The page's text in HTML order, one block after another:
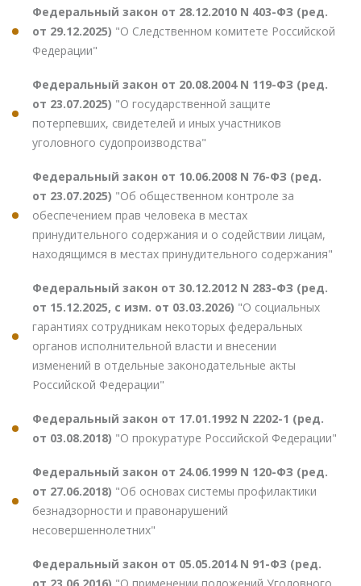
Федеральный закон от 28.12.2010 N 403-ФЗ (ред.
от 29.12.2025) "О Следственном комитете Российской
Федерации"
Федеральный закон от 20.08.2004 N 119-ФЗ (ред.
от 23.07.2025) "О государственной защите
потерпевших, свидетелей и иных участников
уголовного судопроизводства"
Федеральный закон от 10.06.2008 N 76-ФЗ (ред.
от 23.07.2025) "Об общественном контроле за
обеспечением прав человека в местах
принудительного содержания и о содействии лицам,
находящимся в местах принудительного содержания"
Федеральный закон от 30.12.2012 N 283-ФЗ (ред.
от 15.12.2025, с изм. от 03.03.2026) "О социальных
гарантиях сотрудникам некоторых федеральных
органов исполнительной власти и внесении
изменений в отдельные законодательные акты
Российской Федерации"
Федеральный закон от 17.01.1992 N 2202-1 (ред.
от 03.08.2018) "О прокуратуре Российской Федерации"
Федеральный закон от 24.06.1999 N 120-ФЗ (ред.
от 27.06.2018) "Об основах системы профилактики
безнадзорности и правонарушений
несовершеннолетних"
Федеральный закон от 05.05.2014 N 91-ФЗ (ред.